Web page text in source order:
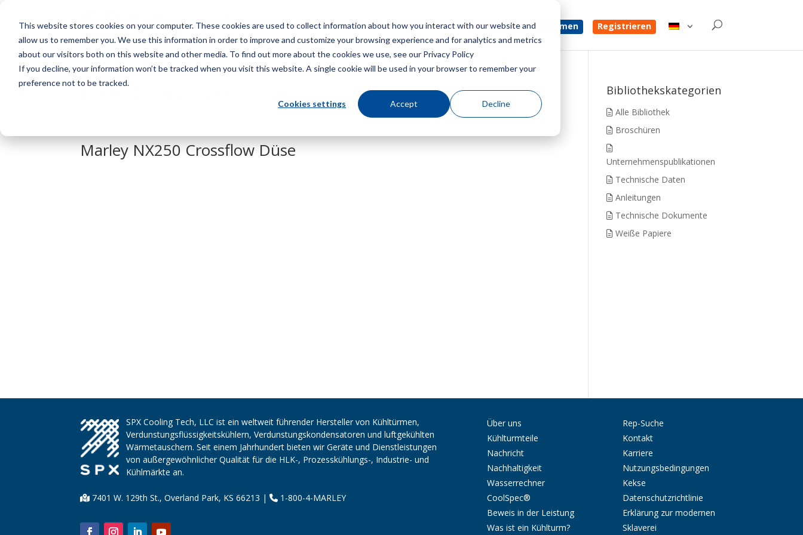
This website stores cookies on your computer. These cookies are used to collect information about how you interact with our website and
allow us to remember you. We use this information in order to improve and customize your browsing experience and for analytics and metrics
about our visitors both on this website and other media. To find out more about the cookies we use, see our Privacy Policy
If you decline, your information won’t be tracked when you visit this website. A single cookie will be used in your browser to remember your
preference not to be tracked.
Cookies settings Accept Decline
Speisekarte Ein Angebot bekommen Registrieren
Marley Insight – NX-Kühlturm
Marley NX250 Crossflow Düse
Bibliothekskategorien
Alle Bibliothek
Broschüren
Unternehmenspublikationen
Technische Daten
Anleitungen
Technische Dokumente
Weiße Papiere
SPX Cooling Tech, LLC ist ein weltweit führender Hersteller von Kühltürmen,
Verdunstungsflüssigkeitskühlern, Verdunstungskondensatoren und luftgekühlten
Wärmetauschern. Seit einem Jahrhundert bieten wir Geräte und Dienstleistungen
von außergewöhnlicher Qualität für die HLK-, Prozesskühlungs-, Industrie- und
Kühlmärkte an.
7401 W. 129th St., Overland Park, KS 66213 | 1-800-4-MARLEY
Über uns
Kühlturmteile
Nachricht
Nachhaltigkeit
Wasserrechner
CoolSpec®
Beweis in der Leistung
Was ist ein Kühlturm?
Rep-Suche
Kontakt
Karriere
Nutzungsbedingungen
Kekse
Datenschutzrichtlinie
Erklärung zur modernen
Sklaverei